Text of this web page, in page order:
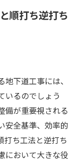
順打ち逆打ち
下道工事には、
いるのでしょう
備が重要視される
安全基準、効率的
打ち工法と逆打ち
において大きな役